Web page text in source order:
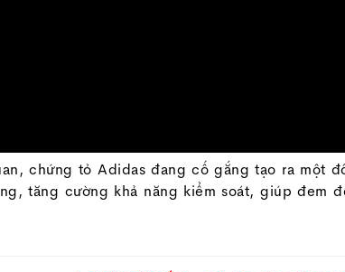
chứng tỏ Adidas đang cố gắng tạo ra một
tăng cường khả năng kiểm soát, giúp đem